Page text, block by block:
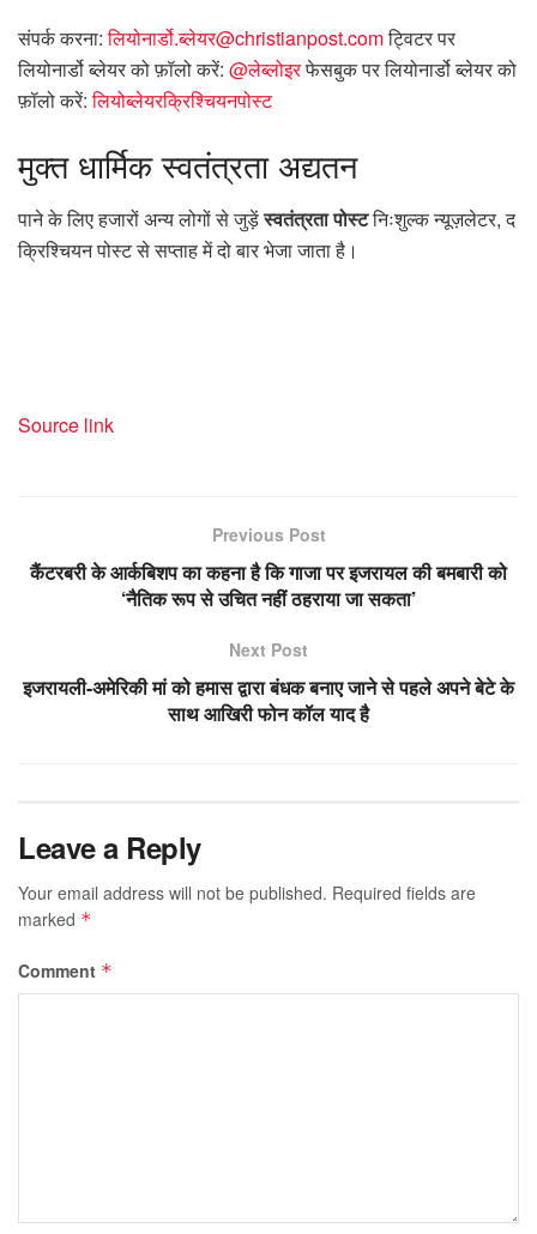
संपर्क करना:लियोनार्डो.ब्लेयर@christianpost.comट्विटर पर
लियोनार्डो ब्लेयर को फ़ॉलो करें: @लेब्लोइरफेसबुक पर लियोनार्डो ब्लेयर को
फ़ॉलो करें:लियोब्लेयरक्रिश्चियनपोस्ट
मुक्तधार्मिक स्वतंत्रता अद्यतन
पाने के लिए हजारों अन्य लोगों से जुड़ेंस्वतंत्रता पोस्टनिःशुल्क न्यूज़लेटर, द
क्रिश्चियन पोस्ट से सप्ताह में दो बार भेजा जाता है।
Source link
Previous Post
कैंटरबरी के आर्कबिशप का कहना है कि गाजा पर इजरायल की बमबारी को
‘नैतिक रूप से उचित नहीं ठहराया जा सकता’
Next Post
इजरायली-अमेरिकी मां को हमास द्वारा बंधक बनाए जाने से पहले अपने बेटे के
साथ आखिरी फोन कॉल याद है
Leave a Reply
Your email address will not be published. Required fields are
marked *
Comment *